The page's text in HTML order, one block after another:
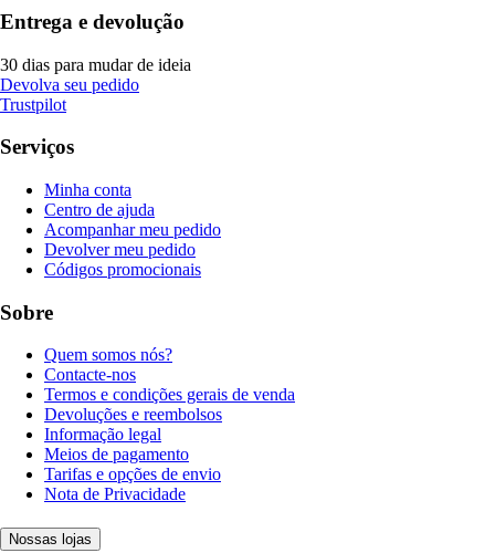
Entrega e devolução
30 dias para mudar de ideia
Devolva seu pedido
Trustpilot
Serviços
Minha conta
Centro de ajuda
Acompanhar meu pedido
Devolver meu pedido
Códigos promocionais
Sobre
Quem somos nós?
Contacte-nos
Termos e condições gerais de venda
Devoluções e reembolsos
Informação legal
Meios de pagamento
Tarifas e opções de envio
Nota de Privacidade
Nossas lojas